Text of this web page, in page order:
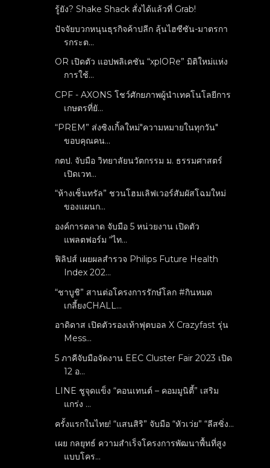
รู้ยัง? Shake Shack สั่งได้แล้วที่ Grab!
ปัจจัยบวกหนุนธุรกิจค้าปลีก ลุ้นไฮซีซัน-มาตรกา
รกระต...
OR เปิดตัว แอปพลิเคชัน “xplORe” มิติใหม่แห่ง
การใช้...
CPF - AXONS โชว์ศักยภาพผู้นำเทคโนโลยีการ
เกษตรที่ยั...
“PREM” ส่งซิงเกิ้ลใหม่"ความหมายในทุกวัน"
ขอบคุณคน...
กตป. จับมือ วิทยาลัยนวัตกรรม ม. ธรรมศาสตร์
เปิดเวท...
“ห้างเซ็นทรัล” ชวนโฮมเลิฟเวอร์สัมผัสโฉมใหม่
ของแผนก...
องค์การตลาด จับมือ 5 หน่วยงาน เปิดตัว
แพลตฟอร์ม “ไท...
ฟิลิปส์ เผยผลสำรวจ Philips Future Health
Index 202...
“ชาบูชิ” สานต่อโครงการรักษ์โลก #กินหมด
เกลี้ยงCHALL...
อาดิดาส เปิดตัวรองเท้าฟุตบอล X Crazyfast รุ่น
Mess...
5 ภาคีจับมือจัดงาน EEC Cluster Fair 2023 เปิด
12 อ...
LINE ชูจุดแข็ง “คอนเทนต์ – คอมมูนิตี้” เสริม
แกร่ง ...
ครั้งแรกในไทย! “แสนสิริ” จับมือ “หัวเว่ย” “ลีสซิ่ง...
เผย กลยุทธ์ ความสำเร็จโครงการพัฒนาพื้นที่สูง
แบบโคร...